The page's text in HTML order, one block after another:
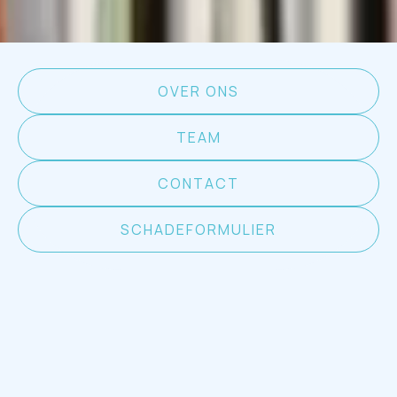
OVER ONS
TEAM
CONTACT
SCHADEFORMULIER